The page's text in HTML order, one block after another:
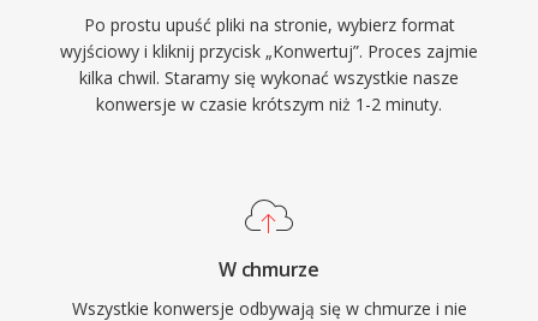
Po prostu upuść pliki na stronie, wybierz format
wyjściowy i kliknij przycisk „Konwertuj”. Proces zajmie
kilka chwil. Staramy się wykonać wszystkie nasze
konwersje w czasie krótszym niż 1-2 minuty.
W chmurze
Wszystkie konwersje odbywają się w chmurze i nie